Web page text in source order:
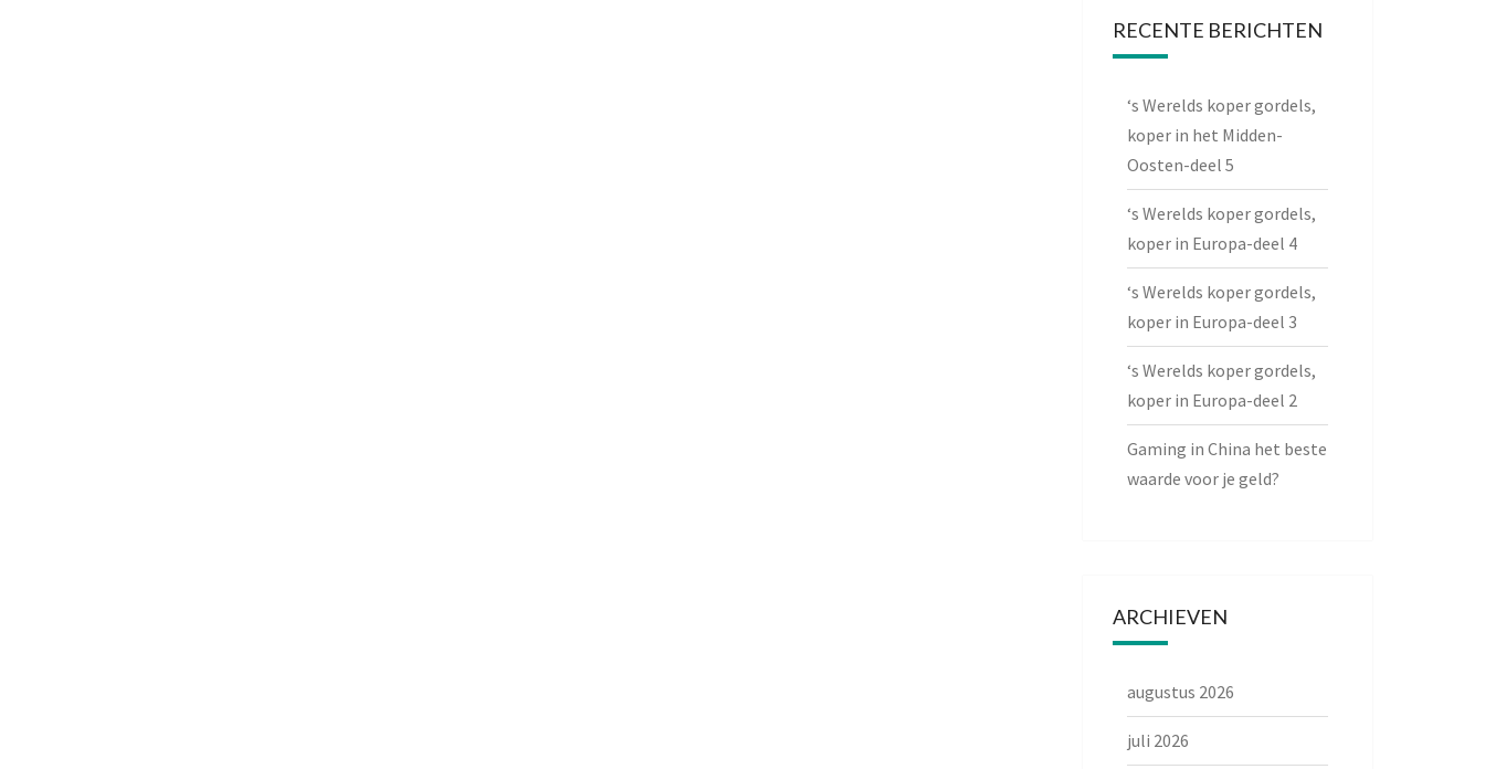
RECENTE BERICHTEN
‘s Werelds koper gordels,
koper in het Midden-
Oosten-deel 5
‘s Werelds koper gordels,
koper in Europa-deel 4
‘s Werelds koper gordels,
koper in Europa-deel 3
‘s Werelds koper gordels,
koper in Europa-deel 2
Gaming in China het beste
waarde voor je geld?
ARCHIEVEN
augustus 2026
juli 2026